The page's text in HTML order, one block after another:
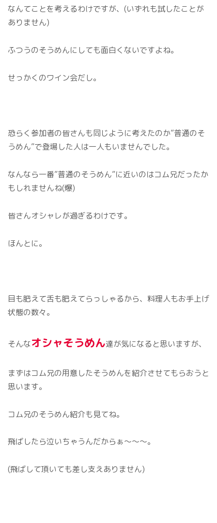
なんてことを考えるわけですが、(いずれも試したことが
ありません)
ふつうのそうめんにしても面白くないですよね。
せっかくのワイン会だし。
恐らく参加者の皆さんも同じように考えたのか”普通のそ
うめん”で登場した人は一人もいませんでした。
なんなら一番”普通のそうめん”に近いのはコム兄だったか
もしれませんね(爆)
皆さんオシャレが過ぎるわけです。
ほんとに。
目も肥えて舌も肥えてらっしゃるから、料理人もお手上げ
状態の数々。
そんなオシャそうめん達が気になると思いますが、
まずはコム兄の用意したそうめんを紹介させてもらおうと
思います。
コム兄のそうめん紹介も見てね。
飛ばしたら泣いちゃうんだからぁ～～～。
(飛ばして頂いても差し支えありません)